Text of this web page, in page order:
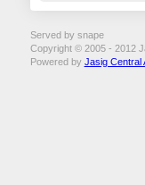
Served by snape
Copyright © 2005 - 2012
Powered by Jasig Central